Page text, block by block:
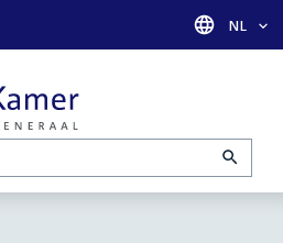
Taal
NL